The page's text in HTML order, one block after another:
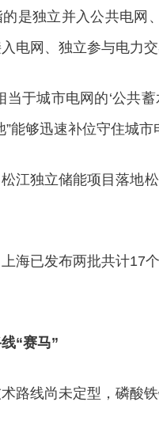
独立并入公共电网、
电网、独立参与电力
于城市电网的‘公共蓄
”能够迅速补位守住城市
独立储能项目落地松
已发布两批共计17个
“赛马”
线尚未定型，磷酸铁